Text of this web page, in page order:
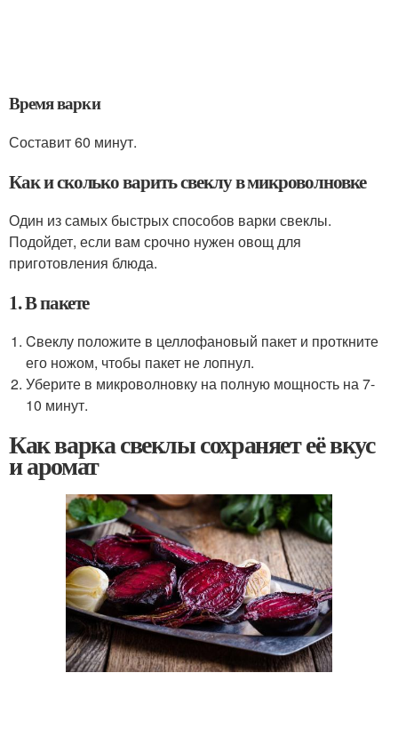
Время варки
Составит 60 минут.
Как и сколько варить свеклу в микроволновке
Один из самых быстрых способов варки свеклы.
Подойдет, если вам срочно нужен овощ для
приготовления блюда.
1. В пакете
Cвеклу положите в целлофановый пакет и проткните
его ножом, чтобы пакет не лопнул.
Уберите в микроволновку на полную мощность на 7-
10 минут.
Как варка свеклы сохраняет её вкус
и аромат